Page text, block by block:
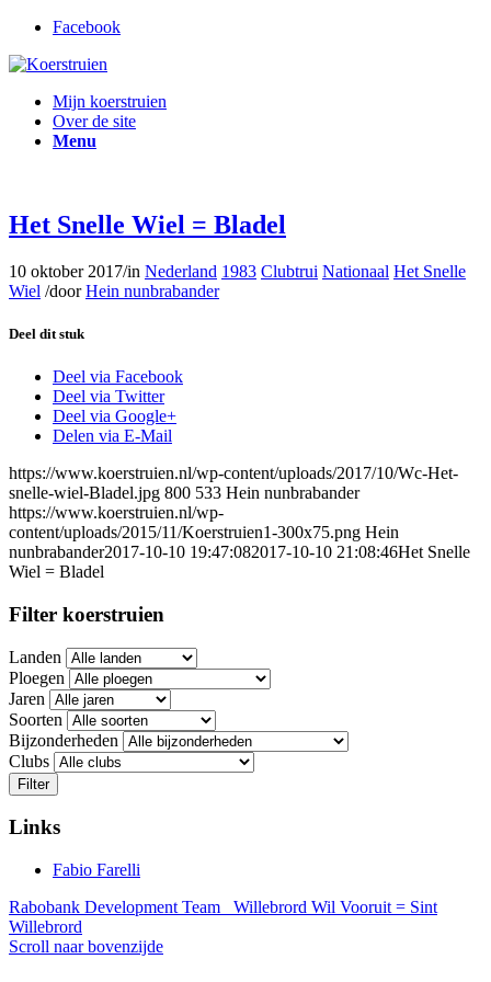
Facebook
Mijn koerstruien
Over de site
Menu
Het Snelle Wiel = Bladel
10 oktober 2017/in Nederland 1983 Clubtrui Nationaal Het Snelle
Wiel /doorHein nunbrabander
Deel dit stuk
Deel via Facebook
Deel via Twitter
Deel via Google+
Delen via E-Mail
https://www.koerstruien.nl/wp-content/uploads/2017/10/Wc-Het-
snelle-wiel-Bladel.jpg 800 533 Hein nunbrabander
https://www.koerstruien.nl/wp-
content/uploads/2015/11/Koerstruien1-300x75.png Hein
nunbrabander2017-10-10 19:47:082017-10-10 21:08:46Het Snelle
Wiel = Bladel
Filter koerstruien
Landen
Ploegen
Jaren
Soorten
Bijzonderheden
Clubs
Filter
Links
Fabio Farelli
Rabobank Development Team
Willebrord Wil Vooruit = Sint
Willebrord
Scroll naar bovenzijde